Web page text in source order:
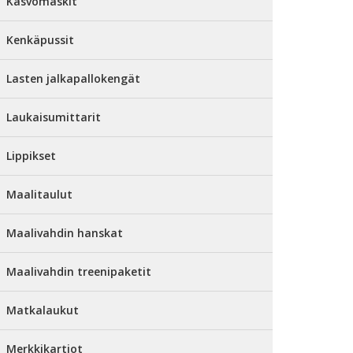
Kenkäpussit
Lasten jalkapallokengät
Laukaisumittarit
Lippikset
Maalitaulut
Maalivahdin hanskat
Maalivahdin treenipaketit
Matkalaukut
Merkkikartiot